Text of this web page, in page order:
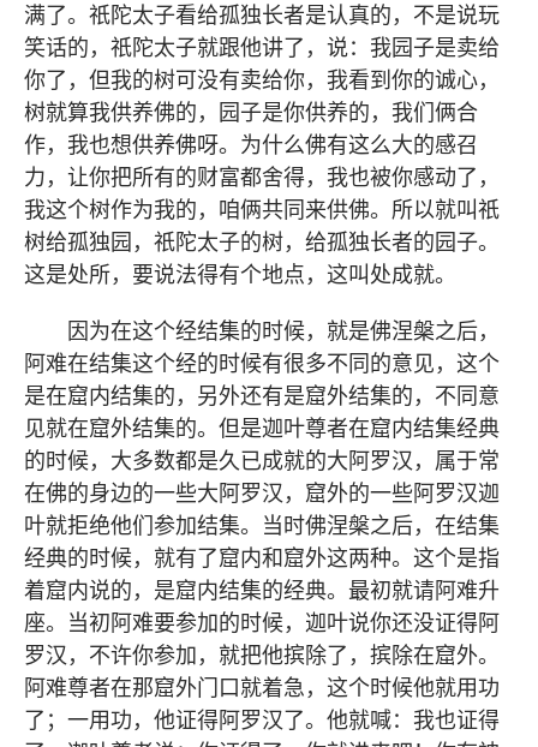
满了。祇陀太子看给孤独长者是认真的，不是说玩
笑话的，祇陀太子就跟他讲了，说：我园子是卖给
你了，但我的树可没有卖给你，我看到你的诚心，
树就算我供养佛的，园子是你供养的，我们俩合
作，我也想供养佛呀。为什么佛有这么大的感召
力，让你把所有的财富都舍得，我也被你感动了，
我这个树作为我的，咱俩共同来供佛。所以就叫祇
树给孤独园，祇陀太子的树，给孤独长者的园子。
这是处所，要说法得有个地点，这叫处成就。
因为在这个经结集的时候，就是佛涅槃之后，
阿难在结集这个经的时候有很多不同的意见，这个
是在窟内结集的，另外还有是窟外结集的，不同意
见就在窟外结集的。但是迦叶尊者在窟内结集经典
的时候，大多数都是久已成就的大阿罗汉，属于常
在佛的身边的一些大阿罗汉，窟外的一些阿罗汉迦
叶就拒绝他们参加结集。当时佛涅槃之后，在结集
经典的时候，就有了窟内和窟外这两种。这个是指
着窟内说的，是窟内结集的经典。最初就请阿难升
座。当初阿难要参加的时候，迦叶说你还没证得阿
罗汉，不许你参加，就把他摈除了，摈除在窟外。
阿难尊者在那窟外门口就着急，这个时候他就用功
了；一用功，他证得阿罗汉了。他就喊：我也证得